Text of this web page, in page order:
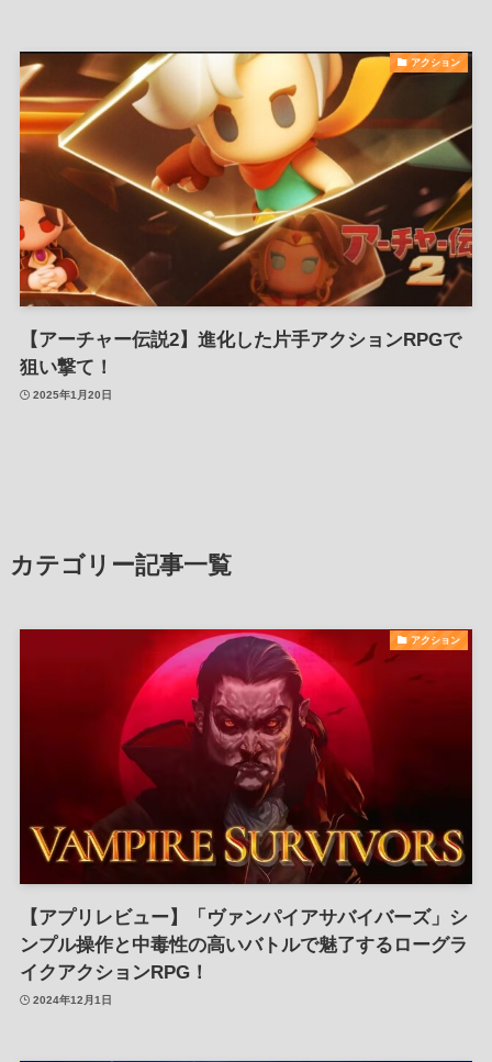
アクション
【アーチャー伝説2】進化した片手アクションRPGで
狙い撃て！
2025年1月20日
カテゴリー記事一覧
アクション
【アプリレビュー】「ヴァンパイアサバイバーズ」シ
ンプル操作と中毒性の高いバトルで魅了するローグラ
イクアクションRPG！
2024年12月1日